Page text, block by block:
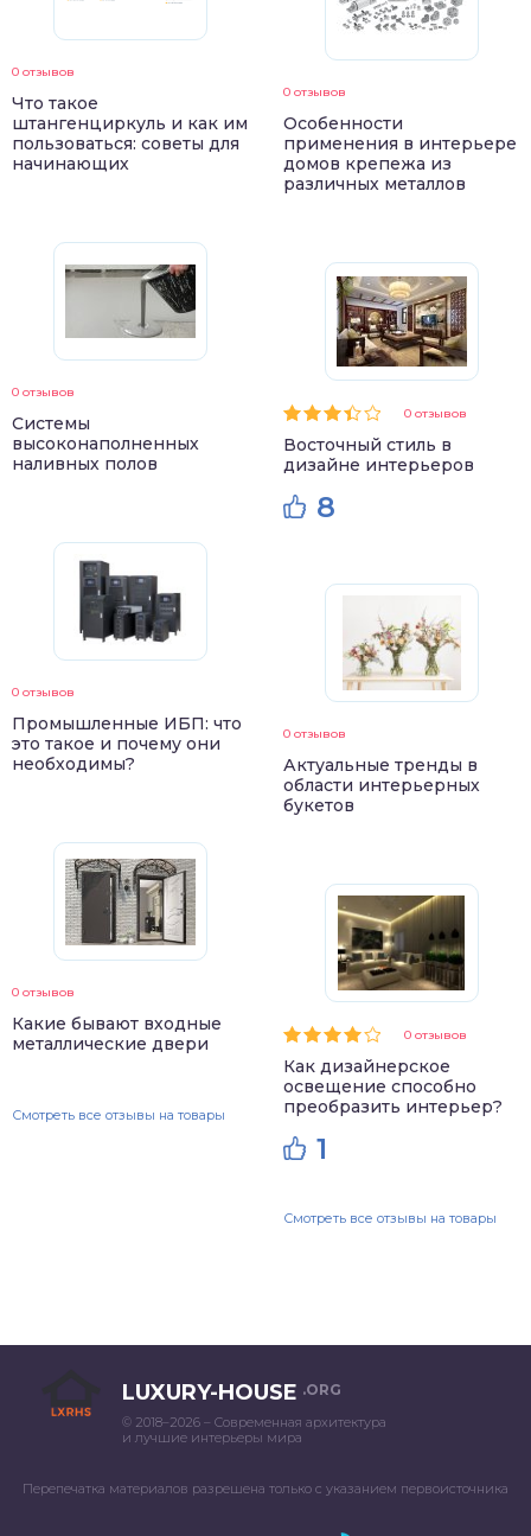
0 отзывов
Что такое
штангенциркуль и как им
пользоваться: советы для
начинающих
0 отзывов
Системы
высоконаполненных
наливных полов
0 отзывов
Промышленные ИБП: что
это такое и почему они
необходимы?
0 отзывов
Какие бывают входные
металлические двери
Смотреть все отзывы на товары
0 отзывов
Особенности
применения в интерьере
домов крепежа из
различных металлов
0 отзывов
Восточный стиль в
дизайне интерьеров
8
0 отзывов
Актуальные тренды в
области интерьерных
букетов
0 отзывов
Как дизайнерское
освещение способно
преобразить интерьер?
1
Смотреть все отзывы на товары
LUXURY-HOUSE .ORG
© 2018–2026 – Современная архитектура
и лучшие интерьеры мира
Перепечатка материалов разрешена только с указанием первоисточника